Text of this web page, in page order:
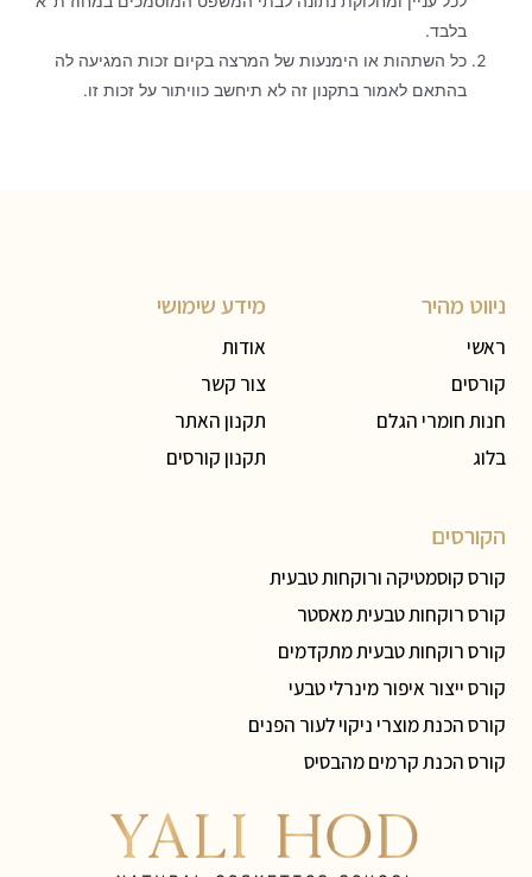
בלבד.
כל השתהות או הימנעות של המרצה בקיום זכות המגיעה לה
בהתאם לאמור בתקנון זה לא תיחשב כוויתור על זכות זו.
ניווט מהיר
ראשי
קורסים
חנות חומרי הגלם
בלוג
מידע שימושי
אודות
צור קשר
תקנון האתר
תקנון קורסים
הקורסים
קורס קוסמטיקה ורוקחות טבעית
קורס רוקחות טבעית מאסטר
קורס רוקחות טבעית מתקדמים
קורס ייצור איפור מינרלי טבעי
קורס הכנת מוצרי ניקוי לעור הפנים
קורס הכנת קרמים מהבסיס